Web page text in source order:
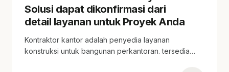
Solusi dapat dikonfirmasi dari
detail layanan untuk Proyek Anda
Kontraktor kantor adalah penyedia layanan
konstruksi untuk bangunan perkantoran. tersedia